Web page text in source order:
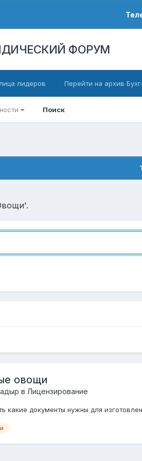
ФОРУМ
Поиск
лидеров Перейти на архив
овощи
в Лицензирование
какие документы нужны для